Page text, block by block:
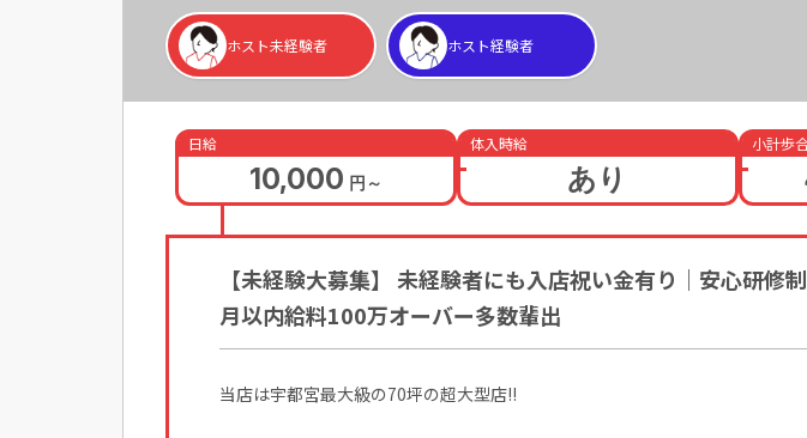
ホスト未経験者
ホスト経験者
日給
10,000 円 ～
体入時給
あり
小計歩
【未経験大募集】 未経験者にも入店祝い金有り｜安心研修
月以内給料100万オーバー多数輩出
当店は宇都宮最大級の70坪の超大型店!!